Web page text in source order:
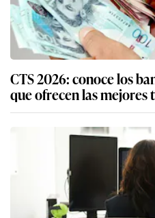
CTS 2026: conoce los
que ofrecen las mejores